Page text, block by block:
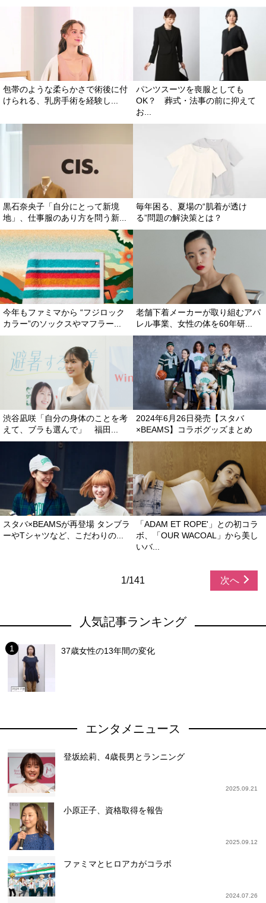
包帯のような柔らかさで術後に付
けられる、乳房手術を経験し...
パンツスーツを喪服としても
OK？ 葬式・法事の前に抑えて
お...
黒石奈央子「自分にとって新境
地」、仕事服のあり方を問う新...
毎年困る、夏場の“肌着が透け
る”問題の解決策とは？
今年もファミマから “フジロック
カラー”のソックスやマフラー...
老舗下着メーカーが取り組むアパ
レル事業、女性の体を60年研...
渋谷凪咲「自分の身体のことを考
えて、ブラも選んで」 福田...
2024年6月26日発売【スタバ
×BEAMS】コラボグッズまとめ
スタバ×BEAMSが再登場 タンブラ
ーやTシャツなど、こだわりの...
「ADAM ET ROPE'」との初コラ
ボ、「OUR WACOAL」から美し
いバ...
1/141 次へ
人気記事ランキング
37歳女性の13年間の変化
エンタメニュース
登坂絵莉、4歳長男とランニング
2025.09.21
小原正子、資格取得を報告
2025.09.12
ファミマとヒロアカがコラボ
2024.07.26